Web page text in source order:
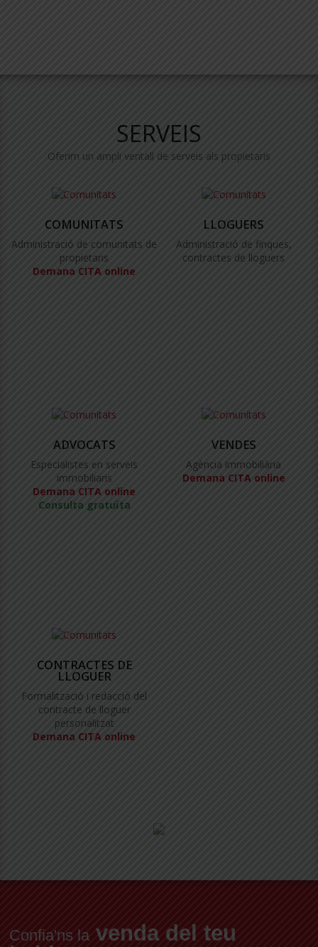
SERVEIS
Oferim un ampli ventall de serveis als propietaris
COMUNITATS
Administració de comunitats de
propietaris
Demana CITA online
LLOGUERS
Administració de finques,
contractes de lloguers
ADVOCATS
Especialistes en serveis
immobiliaris
Demana CITA online
Consulta gratuïta
VENDES
Agència immobiliària
Demana CITA online
CONTRACTES DE
LLOGUER
Formalització i redacció del
contracte de lloguer
personalitzat
Demana CITA online
Confia'ns la venda del teu